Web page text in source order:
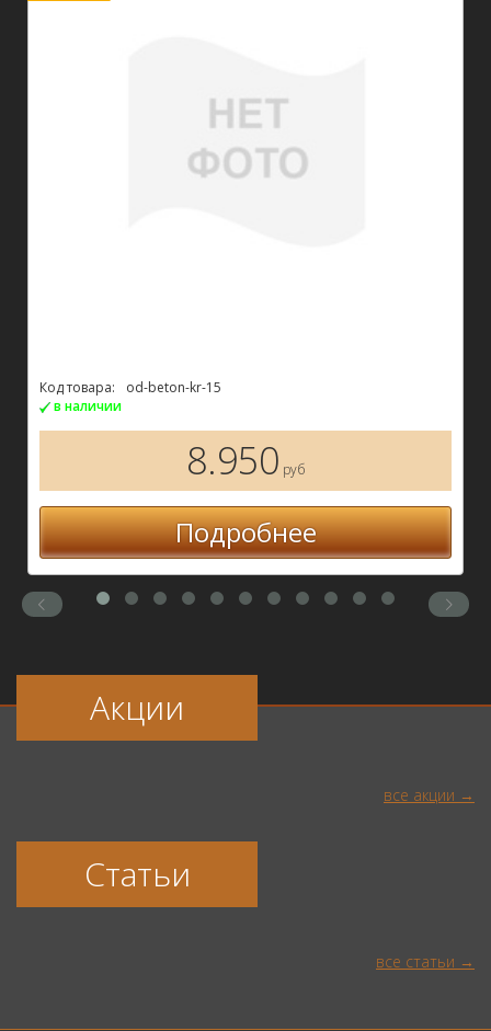
Код товара:
dv-mramor-kr-18
в наличии
13.800руб
Подробнее
Акции
все акции
Статьи
все статьи